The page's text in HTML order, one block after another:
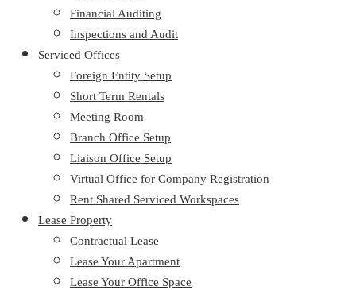
Financial Auditing
Inspections and Audit
Serviced Offices
Foreign Entity Setup
Short Term Rentals
Meeting Room
Branch Office Setup
Liaison Office Setup
Virtual Office for Company Registration
Rent Shared Serviced Workspaces
Lease Property
Contractual Lease
Lease Your Apartment
Lease Your Office Space